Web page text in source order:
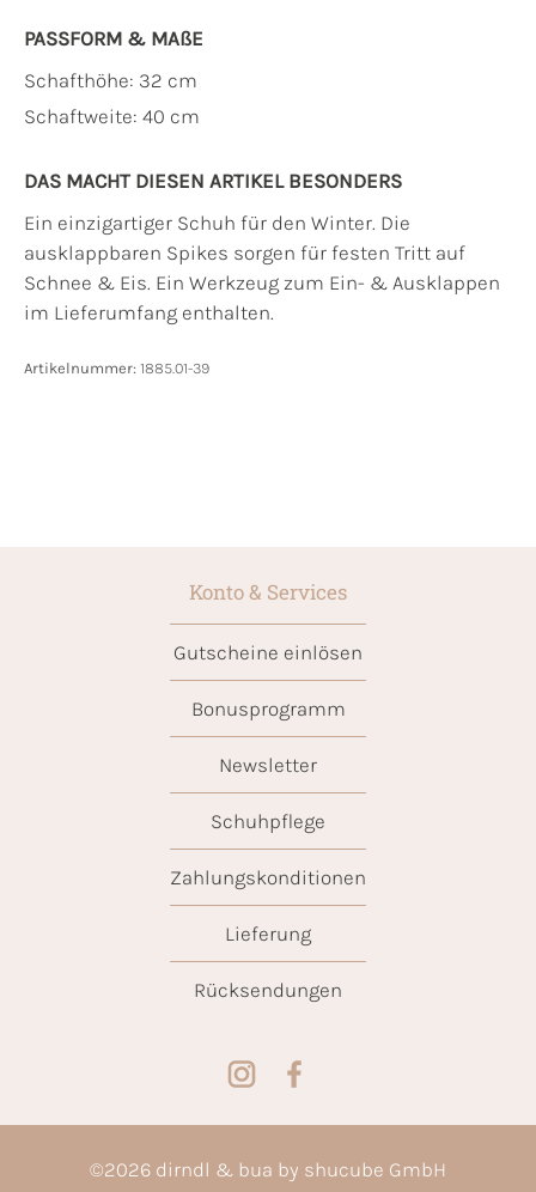
PASSFORM & MAẞE
Schafthöhe: 32 cm
Schaftweite: 40 cm
DAS MACHT DIESEN ARTIKEL BESONDERS
Ein einzigartiger Schuh für den Winter. Die
ausklappbaren Spikes sorgen für festen Tritt auf
Schnee & Eis. Ein Werkzeug zum Ein- & Ausklappen
im Lieferumfang enthalten.
Artikelnummer: 1885.01-39
Konto & Services
Gutscheine einlösen
Bonusprogramm
Newsletter
Schuhpflege
Zahlungskonditionen
Lieferung
Rücksendungen
©2026 dirndl & bua by shucube GmbH